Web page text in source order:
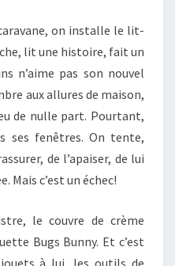
on installe le lit-
lit une histoire, fait un
n’aime pas son nouvel
aux allures de maison,
de nulle part. Pourtant,
ses fenêtres. On tente,
de l’apaiser, de lui
Mais c’est un échec!
le couvre de crème
Bugs Bunny. Et c’est